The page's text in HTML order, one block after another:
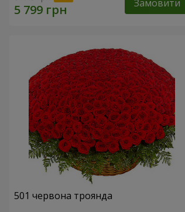
Замовити
501 червона троянда